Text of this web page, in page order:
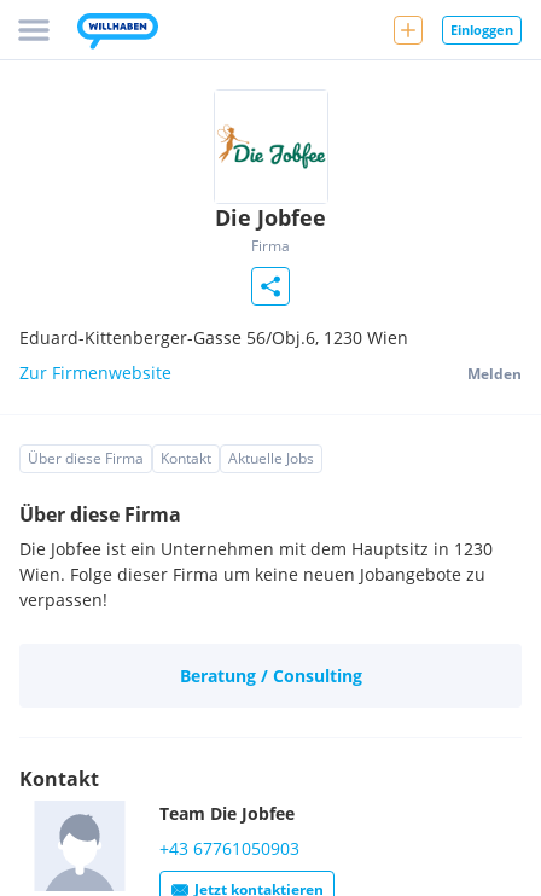
Einloggen
Die Jobfee
Firma
Eduard-Kittenberger-Gasse 56/Obj.6, 1230 Wien
Zur Firmenwebsite
Melden
Über diese Firma Kontakt Aktuelle Jobs
Über diese Firma
Die Jobfee ist ein Unternehmen mit dem Hauptsitz in 1230
Wien. Folge dieser Firma um keine neuen Jobangebote zu
verpassen!
Beratung / Consulting
Kontakt
Team Die Jobfee
+43 67761050903
Jetzt kontaktieren